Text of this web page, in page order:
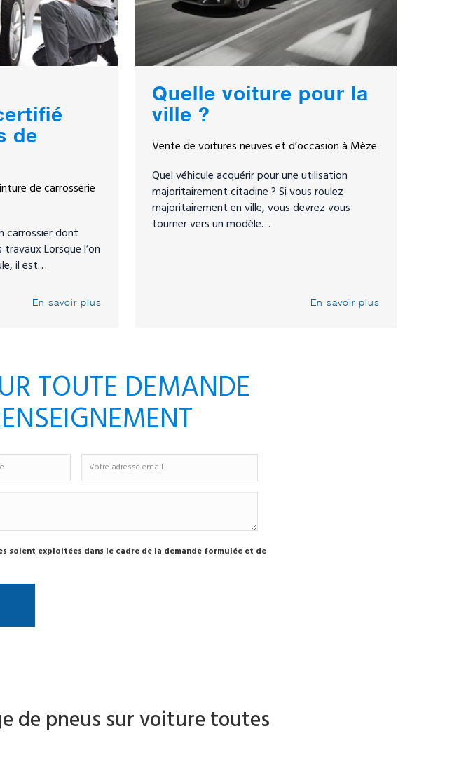
de
de carrosserie
carrossier dont
Lorsque l’on
il est…
En savoir plus
Quelle voiture pour la
ville ?
Vente de voitures neuves et d’occasion à Mèze
Quel véhicule acquérir pour une utilisation
majoritairement citadine ? Si vous roulez
majoritairement en ville, vous devrez vous
tourner vers un modèle…
En savoir plus
TOUTE DEMANDE
exploitées dans le cadre de la demande formulée et de
de pneus sur voiture toutes